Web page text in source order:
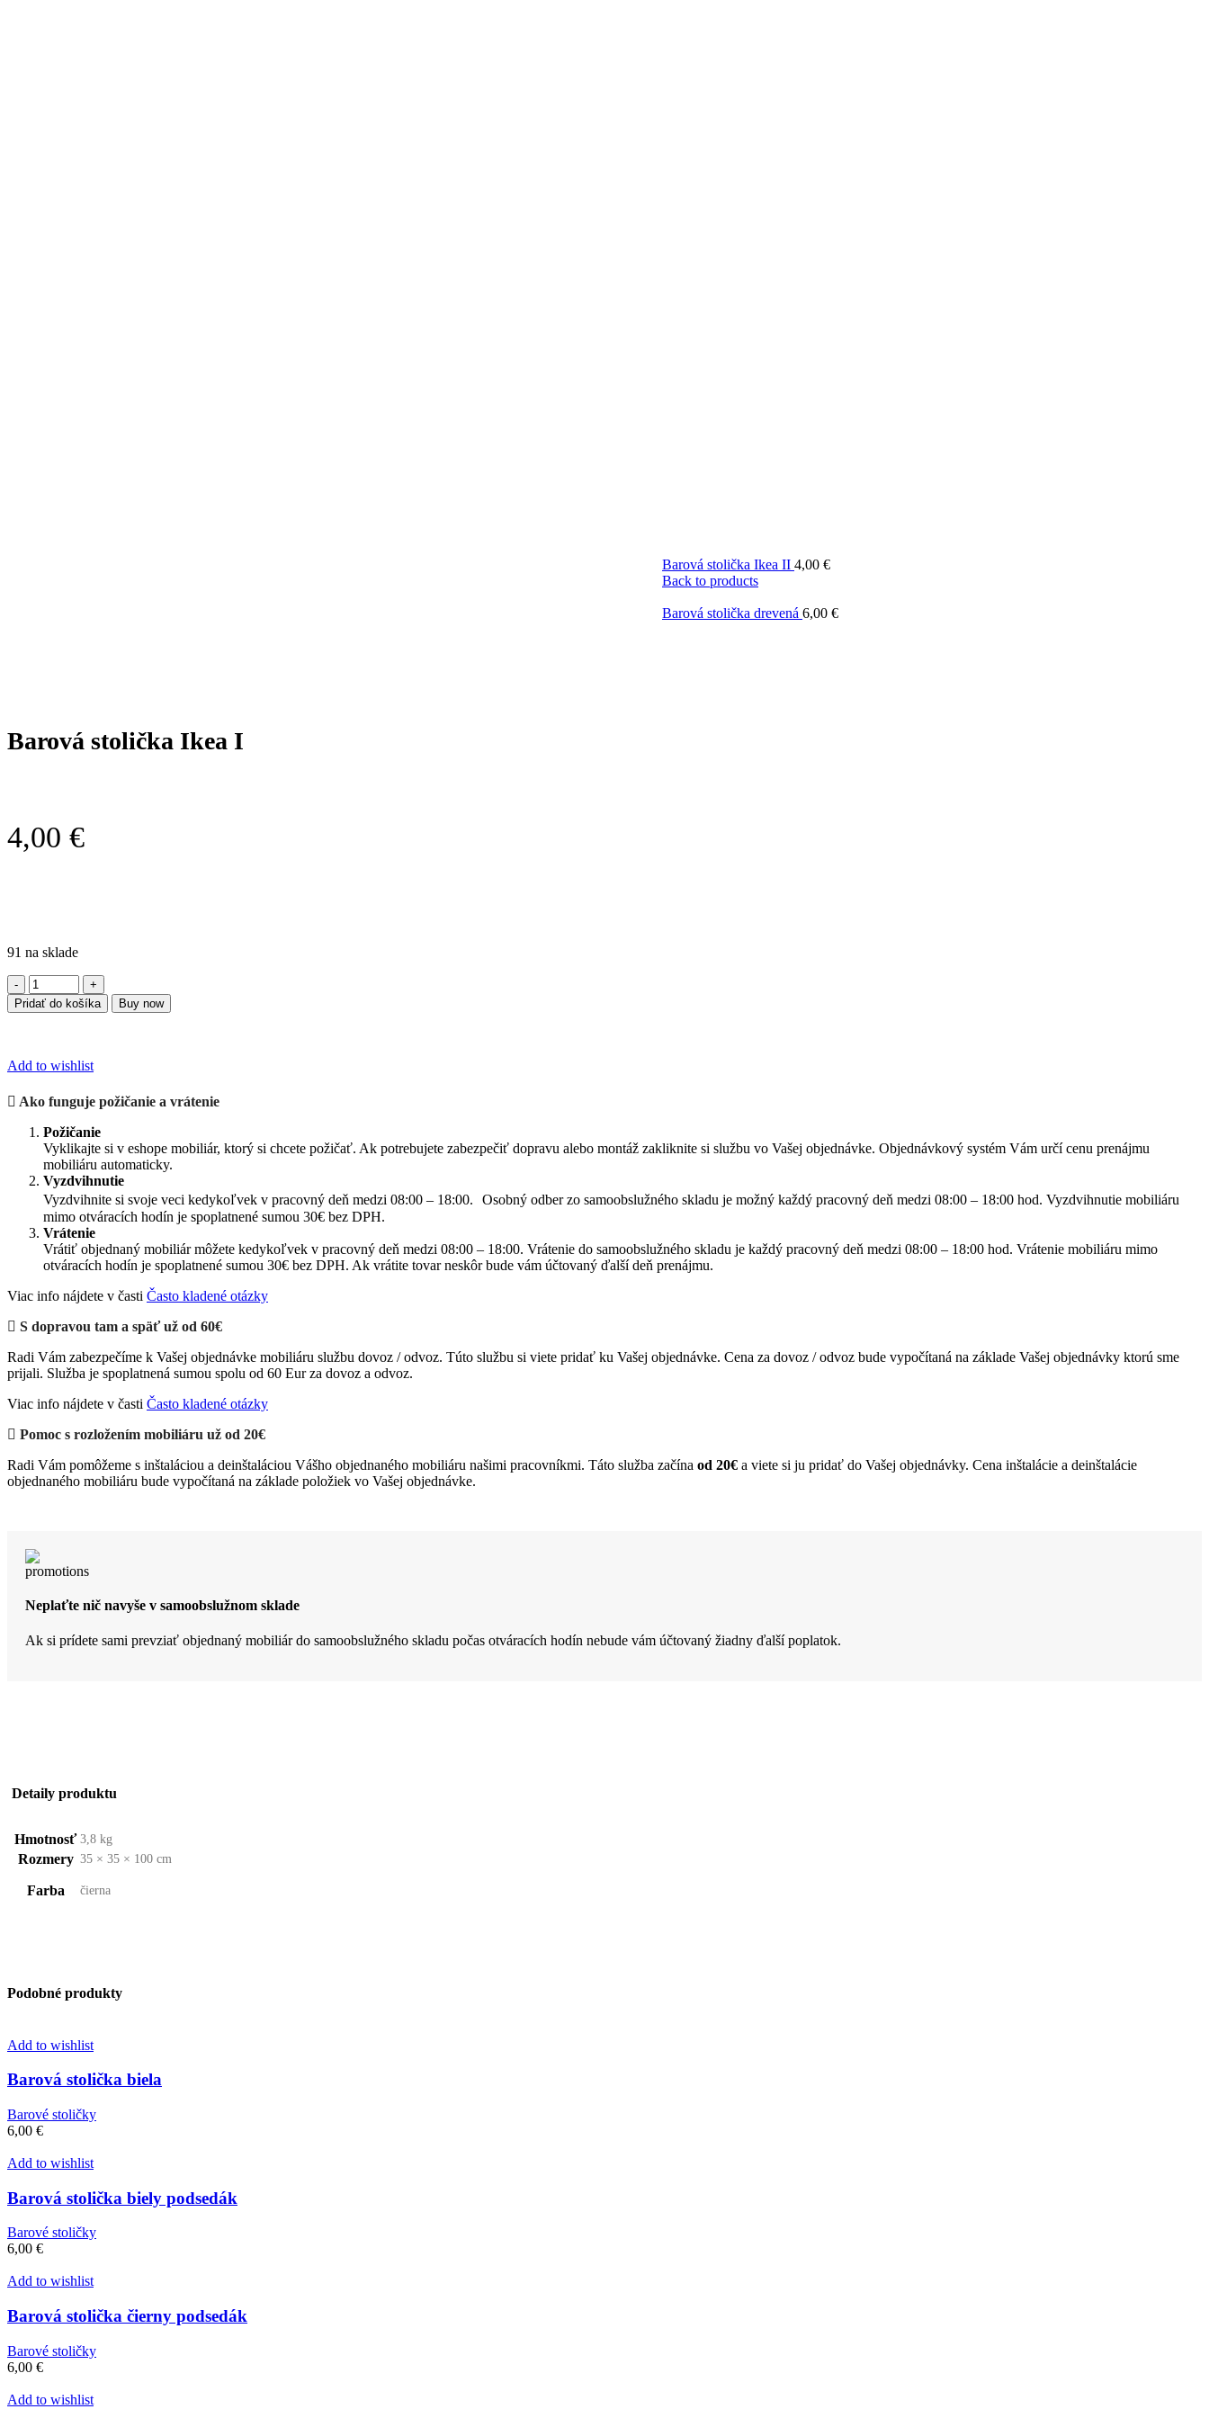
Barová stolička Ikea II 4,00 €
Back to products
Barová stolička drevená 6,00 €
Barová stolička Ikea I
4,00 €
91 na sklade
množstvo
Barová
stolička
Pridať do košíka Buy now
Add to wishlist
Ako funguje požičanie a vrátenie
Požičanie
Vyklikajte si v eshope mobiliár, ktorý si chcete požičať. Ak potrebujete zabezpečiť dopravu alebo montáž zakliknite si službu vo Vašej objednávke. Objednávkový systém Vám určí cenu prenájmu
mobiliáru automaticky.
Vyzdvihnutie
Vyzdvihnite si svoje veci kedykoľvek v pracovný deň medzi 08:00 – 18:00. Osobný odber zo samoobslužného skladu je možný každý pracovný deň medzi 08:00 – 18:00 hod. Vyzdvihnutie mobiliáru
mimo otváracích hodín je spoplatnené sumou 30€ bez DPH.
Vrátenie
Vrátiť objednaný mobiliár môžete kedykoľvek v pracovný deň medzi 08:00 – 18:00. Vrátenie do samoobslužného skladu je každý pracovný deň medzi 08:00 – 18:00 hod. Vrátenie mobiliáru mimo
otváracích hodín je spoplatnené sumou 30€ bez DPH. Ak vrátite tovar neskôr bude vám účtovaný ďalší deň prenájmu.
Viac info nájdete v časti Často kladené otázky
S dopravou tam a späť už od 60€
Radi Vám zabezpečíme k Vašej objednávke mobiliáru službu dovoz / odvoz. Túto službu si viete pridať ku Vašej objednávke. Cena za dovoz / odvoz bude vypočítaná na základe Vašej objednávky ktorú sme
prijali. Služba je spoplatnená sumou spolu od 60 Eur za dovoz a odvoz.
Viac info nájdete v časti Často kladené otázky
Pomoc s rozložením mobiliáru už od 20€
Radi Vám pomôžeme s inštaláciou a deinštaláciou Vášho objednaného mobiliáru našimi pracovníkmi. Táto služba začína od 20€ a viete si ju pridať do Vašej objednávky. Cena inštalácie a deinštalácie
objednaného mobiliáru bude vypočítaná na základe položiek vo Vašej objednávke.
Neplaťte nič navyše v samoobslužnom sklade
Ak si prídete sami prevziať objednaný mobiliár do samoobslužného skladu počas otváracích hodín nebude vám účtovaný žiadny ďalší poplatok.
Detaily produktu
Hmotnosť 3,8 kg
Rozmery 35 × 35 × 100 cm
Farba čierna
Podobné produkty
Add to wishlist
Barová stolička biela
Barové stoličky
6,00 €
Add to wishlist
Barová stolička biely podsedák
Barové stoličky
6,00 €
Add to wishlist
Barová stolička čierny podsedák
Barové stoličky
6,00 €
Add to wishlist